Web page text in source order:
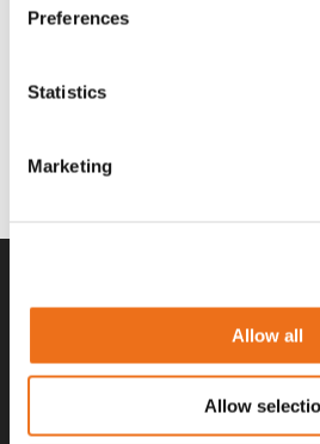
Preferences
Statistics
Marketing
Allow all
Allow
Rotor teeth 8t/6k 7.5Gr/8 R6/14